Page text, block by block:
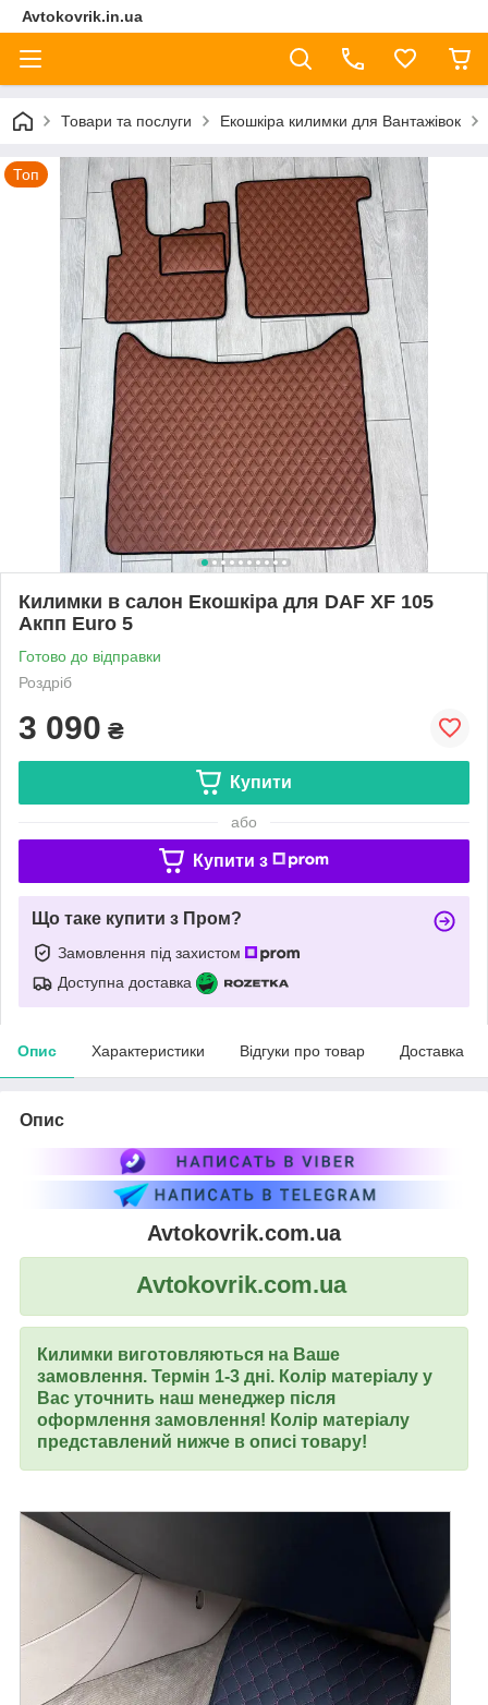
Avtokovrik.in.ua
Товари та послуги Екошкіра килимки для Вантажівок
Топ
Килимки в салон Екошкіра для DAF XF 105
Акпп Euro 5
Готово до відправки
Роздріб
3 090 ₴
Купити
або
Купити з
Що таке купити з Пром?
Замовлення під захистом
Доступна доставка
Опис Характеристики Відгуки про товар Доставка
Опис
Avtokovrik.com.ua
Avtokovrik.com.ua
Килимки виготовляються на Ваше
замовлення. Термін 1-3 дні. Колір матеріалу у
Вас уточнить наш менеджер після
оформлення замовлення! Колір матеріалу
представлений нижче в описі товару!